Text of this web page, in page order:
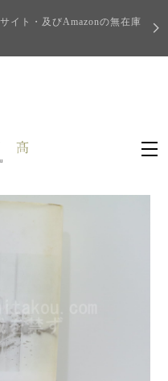
イト・及びAmazonの無在庫